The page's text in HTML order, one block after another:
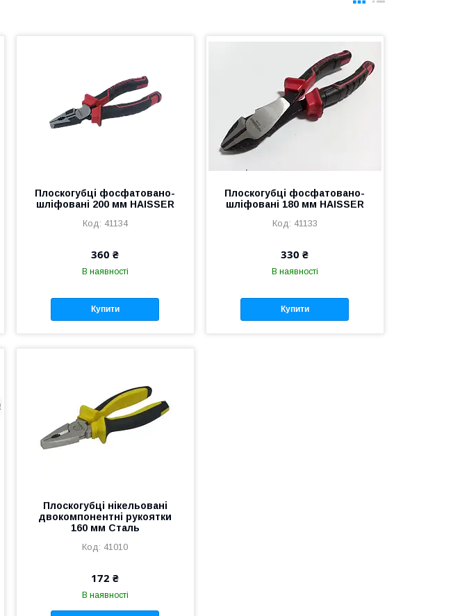
Плоскогубці фосфатовано-
шліфовані 200 мм HAISSER
41134
360 ₴
В наявності
Купити
Плоскогубці фосфатовано-
шліфовані 180 мм HAISSER
41133
330 ₴
В наявності
Купити
Плоскогубці нікельовані
двокомпонентні рукоятки
160 мм Сталь
41010
172 ₴
В наявності